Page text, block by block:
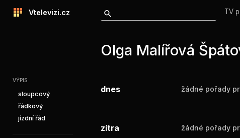
Vtelevizi.cz TV
VÝPIS
sloupcový
řádkový
jízdní řád
Olga Malířová
dnes žádné pořady
zítra žádné pořady